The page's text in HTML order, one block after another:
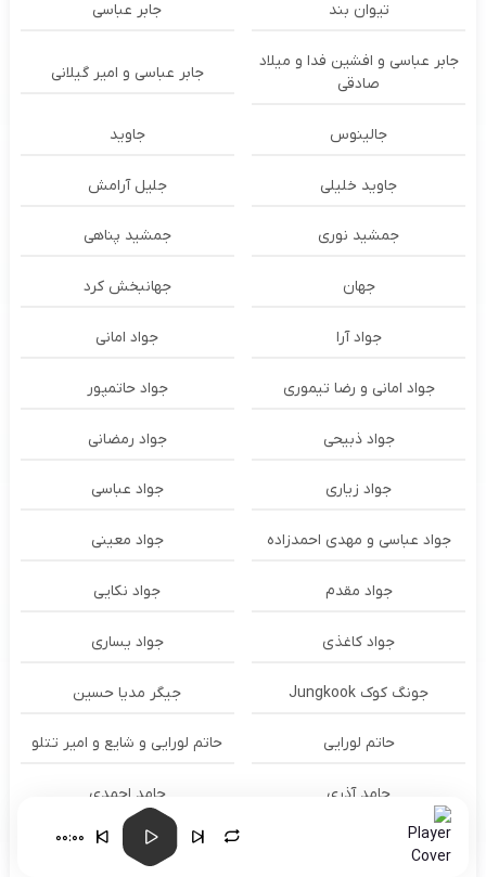
تیوان بند جابر عباسی
جابر عباسی و افشین فدا و میلاد
صادقی
جابر عباسی و امیر گیلانی
جالینوس جاوید
جاوید خلیلی جلیل آرامش
جمشید نوری جمشید پناهی
جهان جهانبخش کرد
جواد آرا جواد امانی
جواد امانی و رضا تیموری جواد حاتمپور
جواد ذبیحی جواد رمضانی
جواد زیاری جواد عباسی
جواد عباسی و مهدی احمدزاده جواد معینی
جواد مقدم جواد نکایی
جواد کاغذی جواد یساری
جونگ کوک Jungkook جیگر مدیا حسین
حاتم لورایی حاتم لورایی و شایع و امیر تتلو
حامد آذری حامد احمدی
حامد الماسی 00:00